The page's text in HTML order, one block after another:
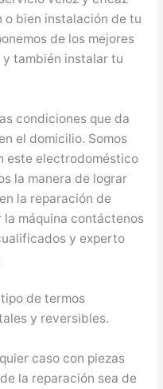
o bien instalación de tu
de los mejores
también instalar tu
condiciones que da
el domicilio. Somos
este electrodoméstico
la manera de lograr
la reparación de
la máquina contáctenos
y experto
de termos
y reversibles.
caso con piezas
la reparación sea de